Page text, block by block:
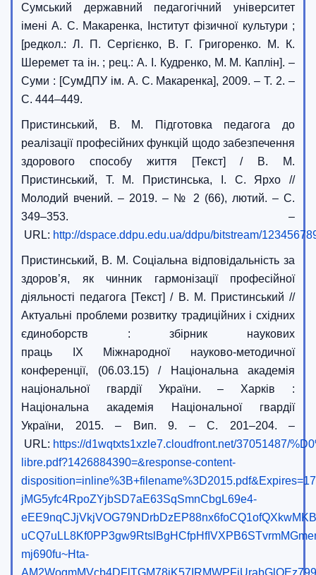
Сумський державний педагогічний університет
імені А. С. Макаренка, Інститут фізичної культури ;
[редкол.: Л. П. Сергієнко, В. Г. Григоренко. М. К.
Шеремет та ін. ; рец.: А. І. Кудренко, М. М. Каплін]. –
Суми : [СумДПУ ім. А. С. Макаренка], 2009. – Т. 2. –
С. 444–449.
Пристинський, В. М. Підготовка педагога до
реалізації професійних функцій щодо забезпечення
здорового способу життя [Текст] / В. М.
Пристинський, Т. М. Пристинська, І. С. Ярхо //
Молодий вчений. – 2019. – № 2 (66), лютий. – С.
349–353. –
URL: http://dspace.ddpu.edu.ua/ddpu/bitstream/
Пристинський, В. М. Соціальна відповідальність за
здоров’я, як чинник гармонізації професійної
діяльності педагога [Текст] / В. М. Пристинський //
Актуальні проблеми розвитку традиційних і східних
єдиноборств : збірник наукових
праць IX Міжнародної науково-методичної
конференції, (06.03.15) / Національна академія
національної гвардії України. – Харків :
Національна академія Національної гвардії
України, 2015. – Вип. 9. – С. 201–204. –
URL: https://d1wqtxts1xzle7.cloudfront.net/37051487/
libre.pdf?1426884390=&response-content-
jMG5yfc4RpoZYjbSD7aE63SqSmnCbgL69e4-
mj690fu~Hta-